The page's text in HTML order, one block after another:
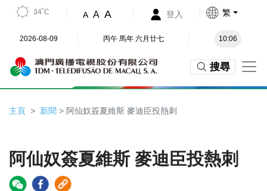
34˚C A A A 登入 繁
2026-08-09 丙午 馬年 六月廿七 10:06
搜尋
主頁 新聞 > 阿仙奴簽夏維斯 麥迪臣投熱刺
阿仙奴簽夏維斯 麥迪臣投熱刺